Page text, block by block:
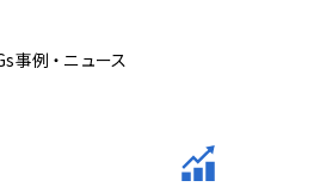
事例・ニュース